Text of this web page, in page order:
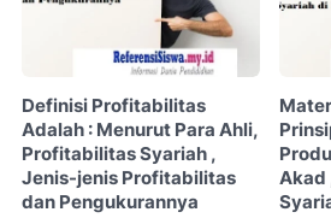
Definisi Profitabilitas
Adalah : Menurut Para Ahli,
Profitabilitas Syariah ,
Jenis-jenis Profitabilitas
dan Pengukurannya
Akad